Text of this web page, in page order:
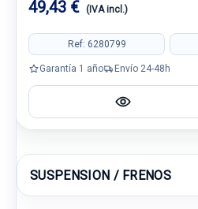
49,43 € (IVA incl.)
Ref: 6280799
Garantía 1 año Envío 24-48h
SUSPENSION / FRENOS